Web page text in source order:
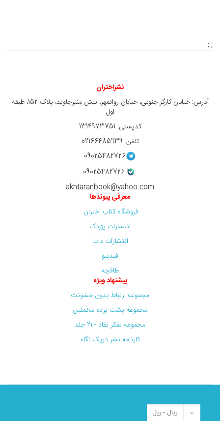
; ;
نشراختران
آدرس: خیابان کارگر جنوبی، خیابان روانمهر، نبش منیرجاوید، پلاک 152، طبقه
اول
کدپستی: 1314973751
تلفن: 02166485939
09025482726
09025482726
akhtaranbook@yahoo.com
معرفی پیوندها
فروشگاه کتاب اختران
انتشارات پژواک
انتشارات دات
فیدیبو
طاقچه
پیشنهاد ویژه
مجموعه ارتباط بدون خشونت
مجموعه پشت پرده مخملین
مجموعه تفکر نقاد - 21 جلد
کارنامه نشر دریک نگاه